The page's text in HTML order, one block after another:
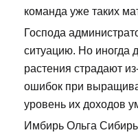
команда уже таких
Господа
ситуацию. Но иногда
растения страдают
ошибок при
уровень их доходов
Имбирь Ольга